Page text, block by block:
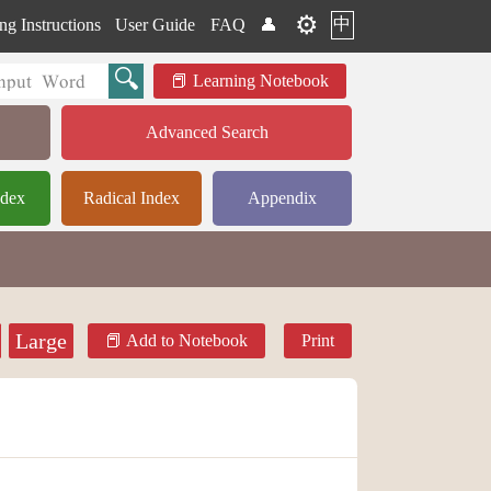
Instructions User Guide FAQ 👤 ⚙️ 中
Learning Notebook
Advanced Search
Radical Index Appendix
Large Add to Notebook Print